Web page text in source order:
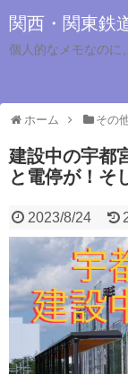
関西・関東鉄
個人的なメモなのに
ホーム その
建設中の宇都
と電停が！そ
2023/8/24